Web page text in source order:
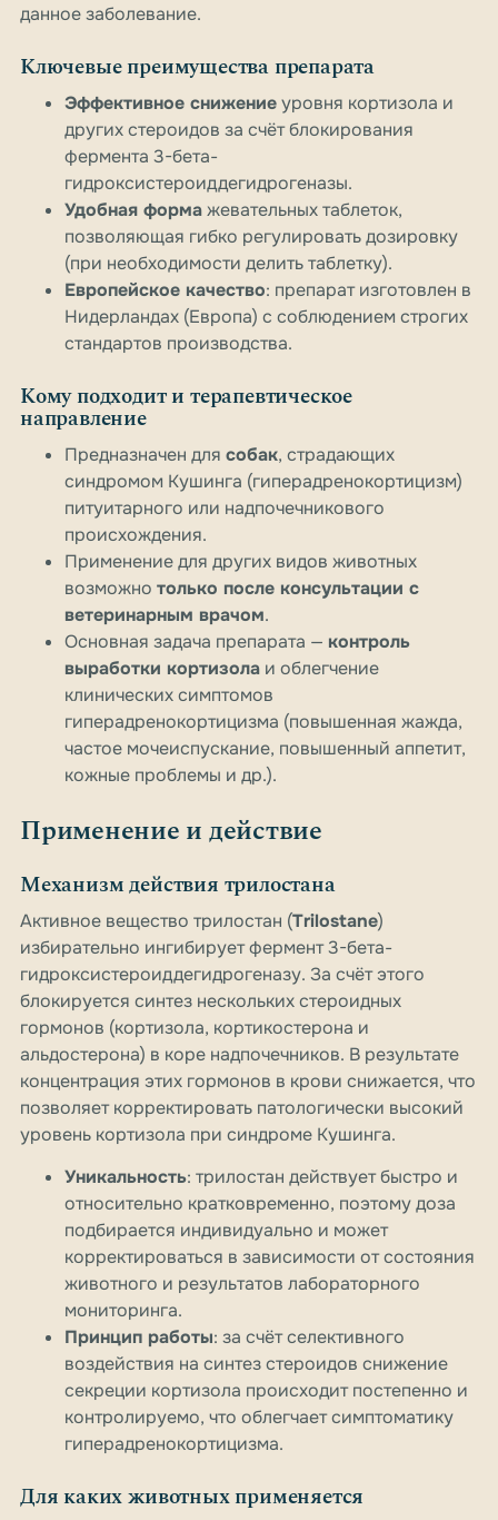
данное заболевание.
Ключевые преимущества препарата
Эффективное снижениеуровня кортизола и
других стероидов за счёт блокирования
фермента 3-бета-
гидроксистероиддегидрогеназы.
Удобная формажевательных таблеток,
позволяющая гибко регулировать дозировку
(при необходимости делить таблетку).
Европейское качество: препарат изготовлен в
Нидерландах (Европа) с соблюдением строгих
стандартов производства.
Кому подходит и терапевтическое
направление
Предназначен для собак, страдающих
синдромом Кушинга (гиперадренокортицизм)
питуитарного или надпочечникового
происхождения.
Применение для других видов животных
возможно только после консультации с
ветеринарным врачом.
Основная задача препарата — контроль
выработки кортизола и облегчение
клинических симптомов
гиперадренокортицизма (повышенная жажда,
частое мочеиспускание, повышенный аппетит,
кожные проблемы и др.).
Применение и действие
Механизм действия трилостана
Активное вещество трилостан (Trilostane)
избирательно ингибирует фермент 3-бета-
гидроксистероиддегидрогеназу. За счёт этого
блокируется синтез нескольких стероидных
гормонов (кортизола, кортикостерона и
альдостерона) в коре надпочечников. В результате
концентрация этих гормонов в крови снижается, что
позволяет корректировать патологически высокий
уровень кортизола при синдроме Кушинга.
Уникальность: трилостан действует быстро и
относительно кратковременно, поэтому доза
подбирается индивидуально и может
корректироваться в зависимости от состояния
животного и результатов лабораторного
мониторинга.
Принцип работы: за счёт селективного
воздействия на синтез стероидов снижение
секреции кортизола происходит постепенно и
контролируемо, что облегчает симптоматику
гиперадренокортицизма.
Для каких животных применяется